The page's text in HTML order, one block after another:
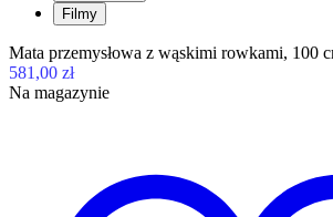
Filmy
Mata przemysłowa z wąskimi rowkami, 100
581,00 zł
Na magazynie